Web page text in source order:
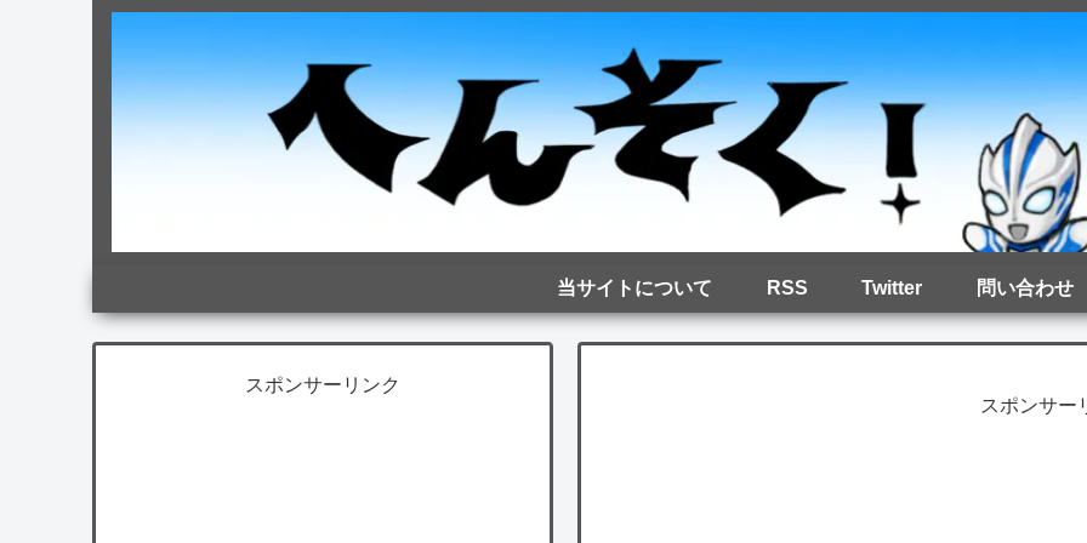
当サイトについて RSS Twitter 問い合わせ
スポンサー
スポンサーリンク